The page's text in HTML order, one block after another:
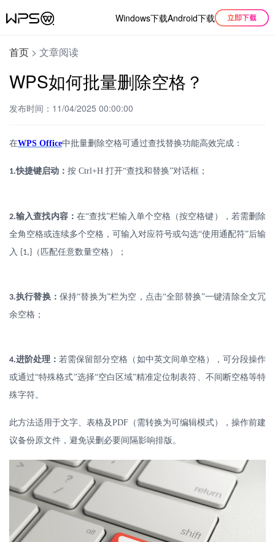
Windows下载Android下载
首页 > 文章阅读
WPS如何批量删除空格？
发布时间：11/04/2025 00:00:00
在WPS Office中批量删除空格可通过查找替换功能高效完成：
1.快捷键启动： 按 Ctrl+H 打开“查找和替换”对话框；
2.输入查找内容： 在“查找”栏输入单个空格（按空格键），若需删除
全角空格或连续多个空格，可输入对应符号或勾选“使用通配符”后输
入 {1,} （匹配任意数量空格）；
3.执行替换： 保持“替换为”栏为空，点击“全部替换”一键清除全文冗
余空格；
4.进阶处理：若需保留部分空格（如中英文间单空格），可分段操作
或通过“特殊格式”选择“空白区域”精准定位制表符、不间断空格等特
殊字符。
此方法适用于文字、表格及PDF （需转换为可编辑模式），操作前建
议备份原文件，避免误删必要间隔影响排版。